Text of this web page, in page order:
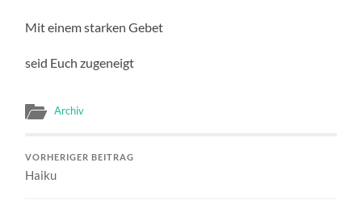
Mit einem starken Gebet
seid Euch zugeneigt
Archiv
VORHERIGER BEITRAG
Haiku